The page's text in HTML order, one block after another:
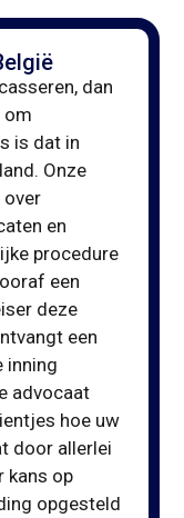
dan
om
is dat in
Onze
over
en
procedure
een
deze
een
inning
advocaat
hoe uw
door allerlei
kans op
opgesteld